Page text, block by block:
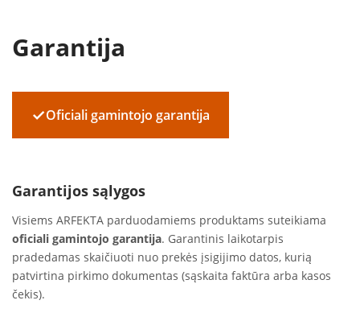
Garantija
✓Oficiali gamintojo garantija
Garantijos sąlygos
Visiems ARFEKTA parduodamiems produktams suteikiama
oficiali gamintojo garantija. Garantinis laikotarpis
pradedamas skaičiuoti nuo prekės įsigijimo datos, kurią
patvirtina pirkimo dokumentas (sąskaita faktūra arba kasos
čekis).